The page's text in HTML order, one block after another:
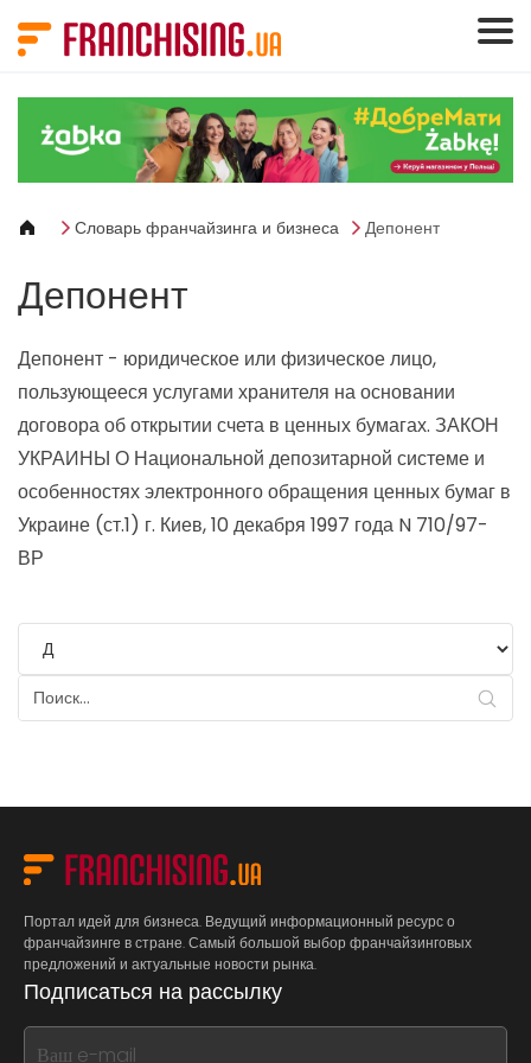
Словарь франчайзинга и бизнеса Депонент
Депонент
Депонент - юридическое или физическое лицо,
пользующееся услугами хранителя на основании
договора об открытии счета в ценных бумагах. ЗАКОН
УКРАИНЫ О Национальной депозитарной системе и
особенностях электронного обращения ценных бумаг в
Украине (ст.1) г. Киев, 10 декабря 1997 года N 710/97-
ВР
Портал идей для бизнеса. Ведущий информационный ресурс о
франчайзинге в стране. Самый большой выбор франчайзинговых
предложений и актуальные новости рынка.
Подписаться на рассылку
If